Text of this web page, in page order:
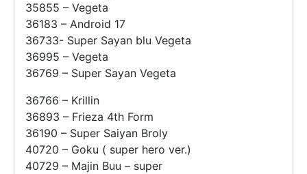
35855 – Vegeta
36183 – Android 17
36733- Super Sayan blu Vegeta
36995 – Vegeta
36769 – Super Sayan Vegeta
36766 – Krillin
36893 – Frieza 4th Form
36190 – Super Saiyan Broly
40720 – Goku ( super hero ver.)
40729 – Majin Buu – super